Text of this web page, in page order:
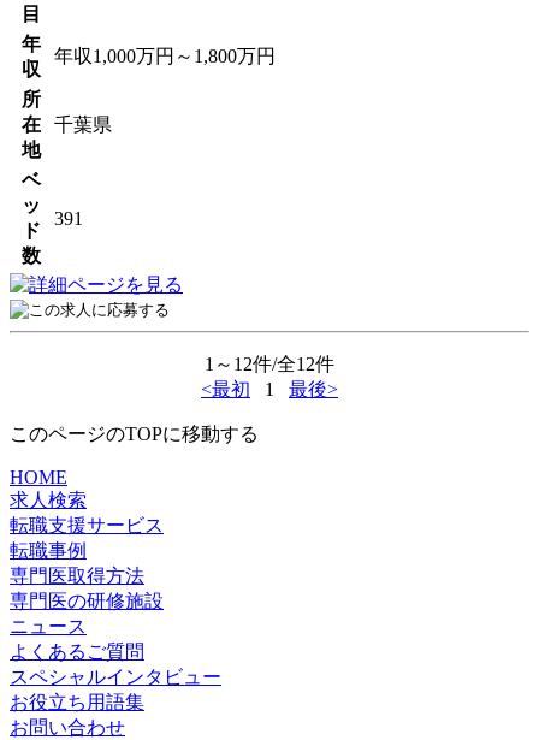
目
年
収
年収1,000万円～1,800万円
所
在
地
千葉県
ベ
ッ
ド
数
391
1～12件/全12件
<最初
1 最後>
このページのTOPに移動する
HOME
求人検索
転職支援サービス
転職事例
専門医取得方法
専門医の研修施設
ニュース
よくあるご質問
スペシャルインタビュー
お役立ち用語集
お問い合わせ